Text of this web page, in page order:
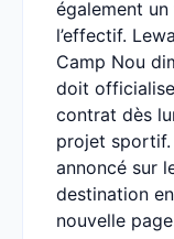
également
l’effectif.
Camp Nou
doit
contrat dès
projet sportif.
annoncé sur
destination
nouvelle